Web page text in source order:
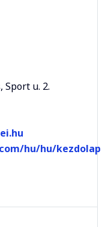
Sport u. 2.
hu/hu/kezdolap